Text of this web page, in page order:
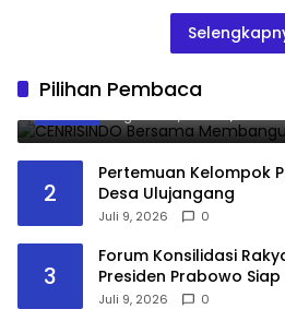
Pilihan Pembaca
1
Untuk Umat
2
Pertemuan Kelompok
Desa Ulujangang
Juli 9, 2026 0
3
Forum Konsilidasi
Presiden Prabowo Siap
Juli 9, 2026 0